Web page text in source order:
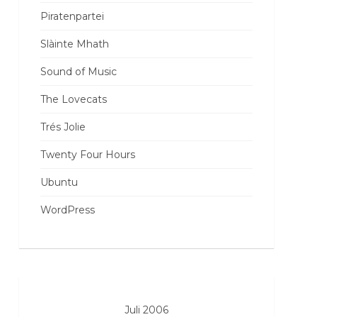
Piratenpartei
Slàinte Mhath
Sound of Music
The Lovecats
Trés Jolie
Twenty Four Hours
Ubuntu
WordPress
Juli 2006